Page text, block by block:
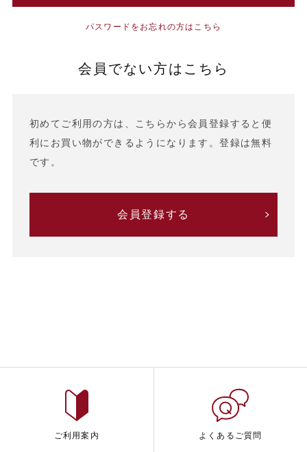
パスワードをお忘れの方はこちら
会員でない方はこちら
初めてご利用の方は、こちらから会員登録すると便
利にお買い物ができるようになります。登録は無料
です。
会員登録する
ご利用案内 よくあるご質問